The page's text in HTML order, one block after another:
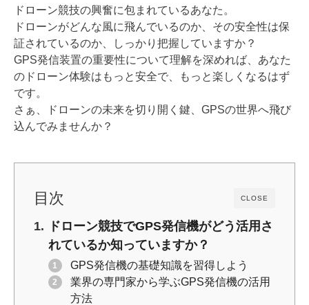
tt
er
c
e
b
o
k
e
p
y
Li
k
ドローン競技の興奮に包まれているあなた。
ドローンがどんな風に飛んでいるのか、その安全性は保
証されているのか、しっかり把握していますか？
GPS発信装置の重要性について理解を深めれば、あなた
のドローン体験はもっと安全で、もっと楽しくなるはず
です。
さぁ、ドローンの未来を切り開く鍵、GPSの世界へ飛び
込んでみませんか？
CLOSE
目次
ドローン競技でGPS発信機がどう活用さ
れているか知っていますか？
GPS発信機の基礎知識を習得しよう
業界の専門家から学ぶGPS発信機の活用
方法